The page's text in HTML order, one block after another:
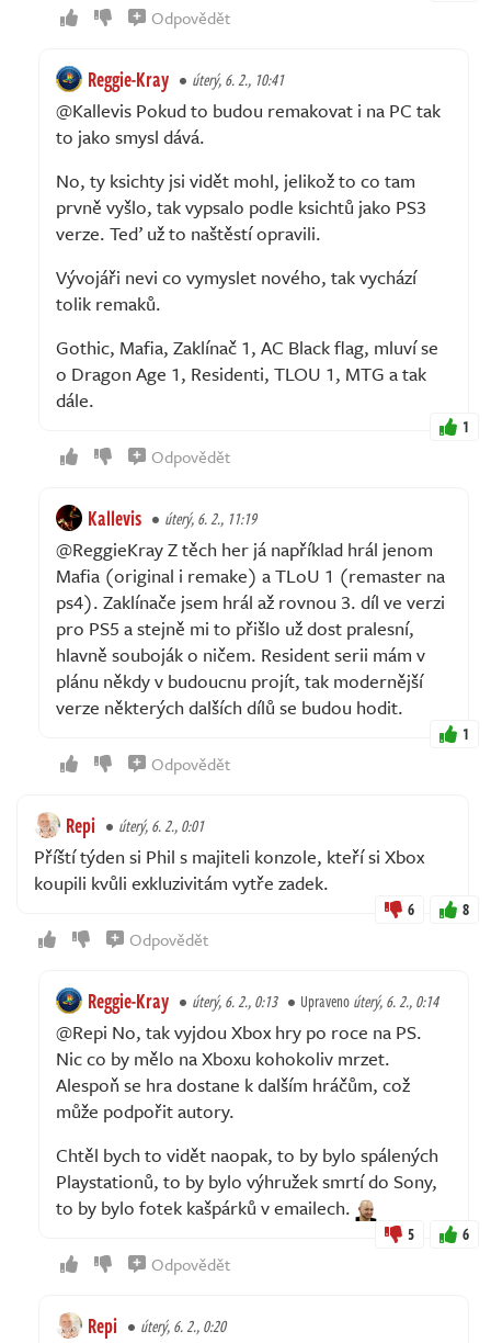
Odpovědět
Reggie-Kray úterý, 6. 2., 10:41
@Kallevis Pokud to budou remakovat i na PC tak
to jako smysl dává.
No, ty ksichty jsi vidět mohl, jelikož to co tam
prvně vyšlo, tak vypsalo podle ksichtů jako PS3
verze. Teď už to naštěstí opravili.
Vývojáři nevi co vymyslet nového, tak vychází
tolik remaků.
Gothic, Mafia, Zaklínač 1, AC Black flag, mluví se
o Dragon Age 1, Residenti, TLOU 1, MTG a tak
dále.
1
Odpovědět
Kallevis úterý, 6. 2., 11:19
@ReggieKray Z těch her já například hrál jenom
Mafia (original i remake) a TLoU 1 (remaster na
ps4). Zaklínače jsem hrál až rovnou 3. díl ve verzi
pro PS5 a stejně mi to přišlo už dost pralesní,
hlavně souboják o ničem. Resident serii mám v
plánu někdy v budoucnu projít, tak modernější
verze některých dalších dílů se budou hodit.
1
Odpovědět
Repi úterý, 6. 2., 0:01
Příští týden si Phil s majiteli konzole, kteří si Xbox
koupili kvůli exkluzivitám vytře zadek.
6 8
Odpovědět
Reggie-Kray úterý, 6. 2., 0:13 Upravenoúterý, 6. 2., 0:14
@Repi No, tak vyjdou Xbox hry po roce na PS.
Nic co by mělo na Xboxu kohokoliv mrzet.
Alespoň se hra dostane k dalším hráčům, což
může podpořit autory.
Chtěl bych to vidět naopak, to by bylo spálených
Playstationů, to by bylo výhružek smrtí do Sony,
to by bylo fotek kašpárků v emailech.
5 6
Odpovědět
Repi úterý, 6. 2., 0:20